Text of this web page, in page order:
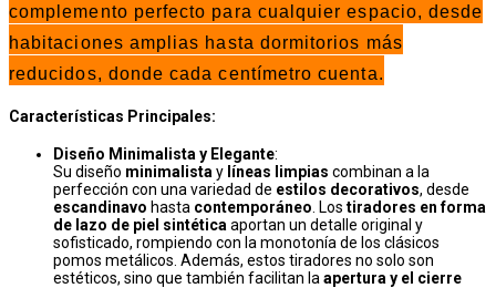
complemento perfecto para cualquier espacio, desde
habitaciones amplias hasta dormitorios más
reducidos, donde cada centímetro cuenta.
Características Principales:
Diseño Minimalista y Elegante:
Su diseño minimalista y líneas limpias combinan a la
perfección con una variedad de estilos decorativos, desde
escandinavo hasta contemporáneo . Los tiradores en forma
de lazo de piel sintética aportan un detalle original y
sofisticado, rompiendo con la monotonía de los clásicos
pomos metálicos. Además, estos tiradores no solo son
estéticos, sino que también facilitan la apertura y el cierre